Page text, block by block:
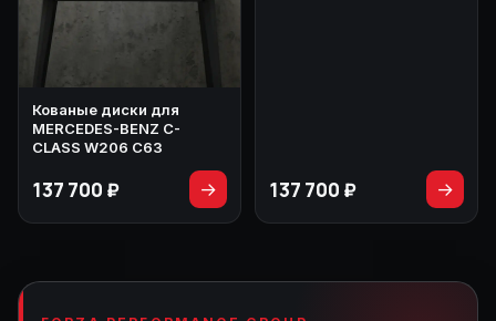
Кованые диски для
MERCEDES-BENZ C-
CLASS W206 C63
137 700 ₽ → 137 700 ₽ →